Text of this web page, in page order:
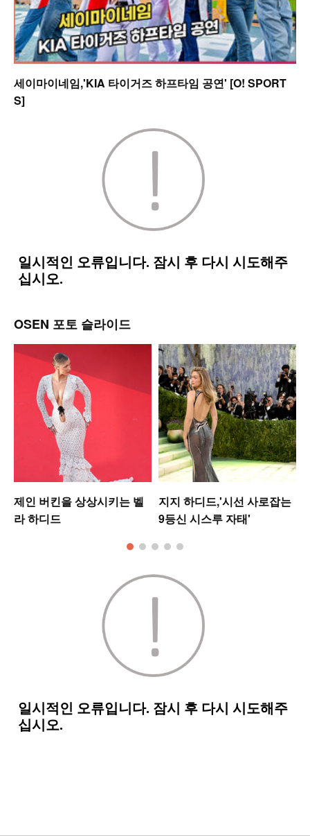
세이마이네임,'KIA 타이거즈 하프타임 공연' [O! SPORT
S]
OSEN 포토 슬라이드
제인 버킨을 상상시키는 벨
라 하디드
지지 하디드,'시선 사로잡는
9등신 시스루 자태'